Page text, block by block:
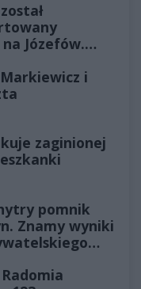
Józefów.
i
zaginionej
pomnik
Znamy wyniki